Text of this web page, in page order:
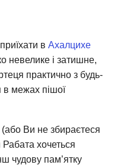
в Ахалцихе
невелике і затишне,
практично з будь-
в межах пішої
Ви не збираєтеся
Рабата хочеться
чудову пам’ятку